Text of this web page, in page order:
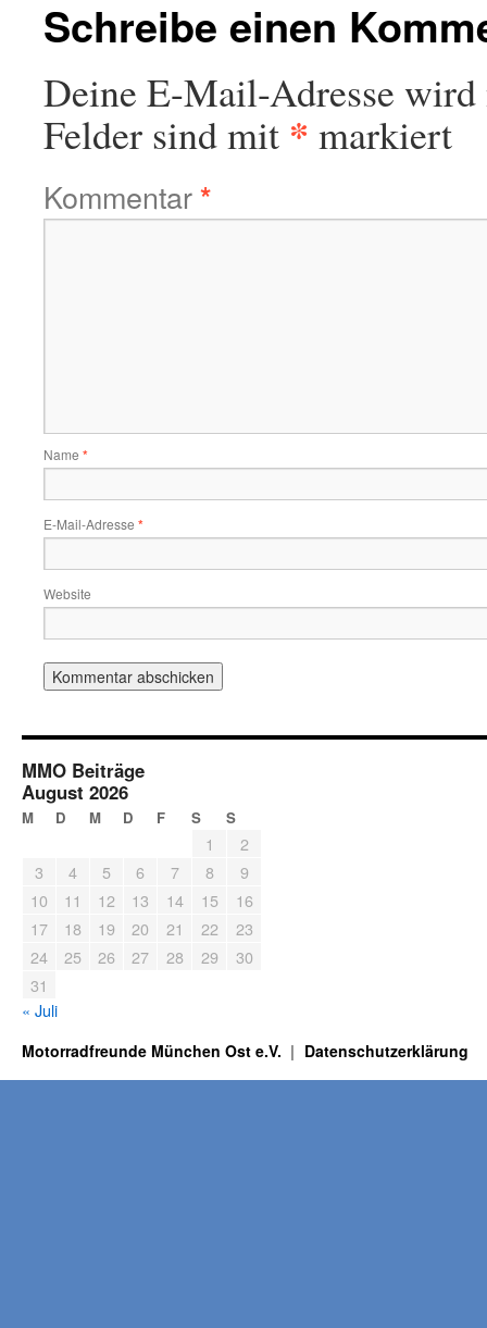
Schreibe einen
Deine E-Mail-Adresse
Felder sind mit * markiert
Kommentar*
Name *
E-Mail-Adresse *
Website
MMO Beiträge
August 2026
M D M D F S S
1
2
3
4 5 6 7 8
9
10
11 12 13 14 15
16
17
18 19 20 21 22
23
24
25 26 27 28 29
30
31
« Juli
Motorradfreunde München Ost e.V. Datenschutzerklärung